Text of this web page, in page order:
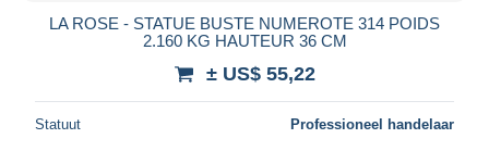
LA ROSE - STATUE BUSTE NUMEROTE 314 POIDS
2.160 KG HAUTEUR 36 CM
± US$ 55,22
Statuut Professioneel handelaar